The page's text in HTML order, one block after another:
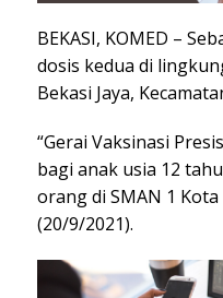
BEKASI, KOMED –
dosis kedua di
Bekasi Jaya,
“Gerai Vaksinasi
bagi anak usia 12
orang di SMAN 1
(20/9/2021).